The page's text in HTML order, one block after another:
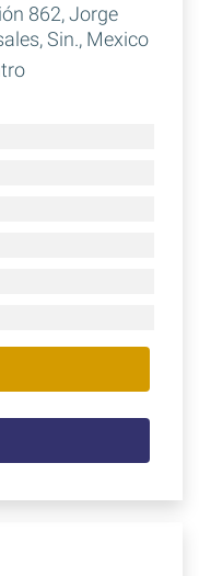
862, Jorge
Sin., Mexico